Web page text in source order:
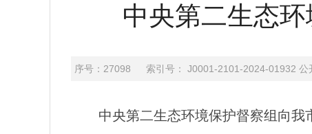
中央第二生态
序号：27098 索引号： J0001-2101-2024-01932
中央第二生态环境保护督察组向我